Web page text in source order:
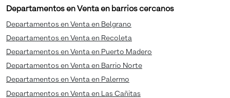
Departamentos en Venta en barrios cercanos
Departamentos en Venta en Belgrano
Departamentos en Venta en Recoleta
Departamentos en Venta en Puerto Madero
Departamentos en Venta en Barrio Norte
Departamentos en Venta en Palermo
Departamentos en Venta en Las Cañitas